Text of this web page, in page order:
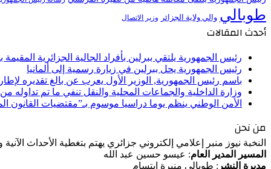
طوبالي والي ولاية الجزائر وزير الاتصال
أحدث المقالات
رئيس الجمهورية يلتقي ببرلين بأفراد الجالية الجزائرية المقيمة
رئيس الجمهورية يحل ببرلين في زيارة رسمية إلى ألمانيا
باسم رئيس الجمهورية, الوزير الأول يعرب عن بالغ تقديره
وزارة الداخلية والجماعات المحلية والنقل تنفي ما تم
الأمن الوطني ينظم يوما دراسيا موسوم بـ”مقتضيات
من نحن
النخبة نيوز منبر إعلامي إلكتروني جزائري يهتم بتغطية الأحداث
المسير المدير العام: عيسو حسين عبد الله
مديرة النشر : طوبالي منيرة ابتسام